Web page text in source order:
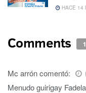
HACE 14
Comments 1
Mc arróncomentó:
Menudo guirigay